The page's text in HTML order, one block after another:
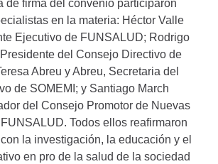
de firma del convenio participaron
en la materia: Héctor Valle
Ejecutivo de FUNSALUD; Rodrigo
del Consejo Directivo de
Abreu y Abreu, Secretaria del
de SOMEMI; y Santiago March
del Consejo Promotor de Nuevas
Todos ellos reafirmaron
la investigación, la educación y el
en pro de la salud de la sociedad